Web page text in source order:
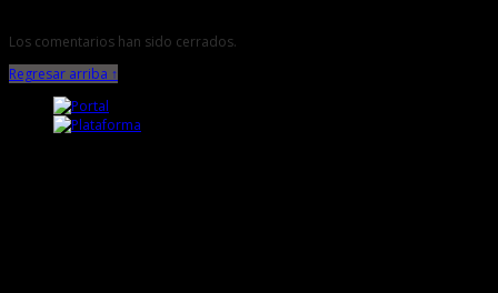
Los comentarios han sido cerrados.
Regresar arriba ↑